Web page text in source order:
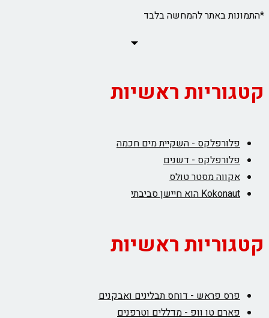
*התמונות באתר להמחשה בלבד
קטגוריות ראשיות
פלורפלקס - השקיית מים חכמה
פלורפלקס - דשנים
אקווה מסטר טולס
Kokonaut הוא חיישן סביבתי
קטגוריות ראשיות
פרס פראש - דוחס תבלינים ואבקנים
פארם טו וופ - מדללים וטרפנים